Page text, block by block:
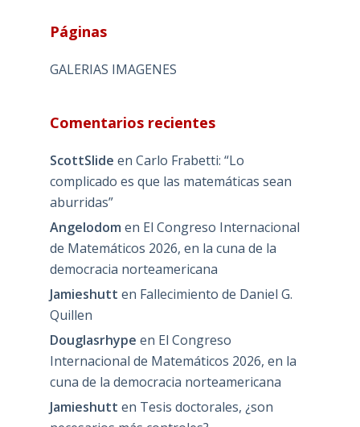
Páginas
GALERIAS IMAGENES
Comentarios recientes
ScottSlide en Carlo Frabetti: “Lo
complicado es que las matemáticas sean
aburridas”
Angelodom en El Congreso Internacional
de Matemáticos 2026, en la cuna de la
democracia norteamericana
Jamieshutt en Fallecimiento de Daniel G.
Quillen
Douglasrhype en El Congreso
Internacional de Matemáticos 2026, en la
cuna de la democracia norteamericana
Jamieshutt en Tesis doctorales, ¿son